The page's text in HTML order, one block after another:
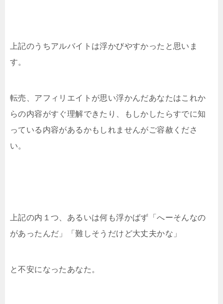
上記のうちアルバイトは浮かびやすかったと思いま
す。
転売、アフィリエイトが思い浮かんだあなたはこれか
らの内容がすぐ理解できたり、もしかしたらすでに知
っている内容があるかもしれませんがご容赦くださ
い。
上記の内１つ、あるいは何も浮かばず「へーそんなの
があったんだ」「難しそうだけど大丈夫かな」
と不安になったあなた。